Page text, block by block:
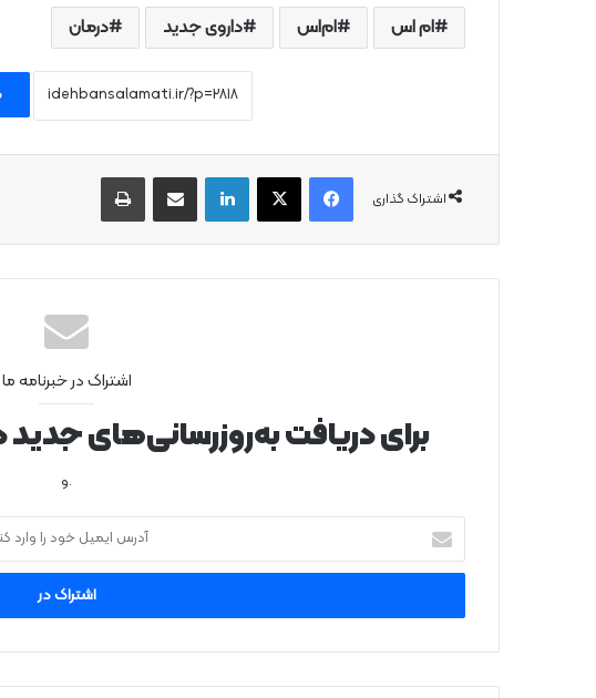
ام اس ام‌اس داروی جدید درمان
اشتراک گذاری
فیس بوک لینکدین از طریق ایمیل به اشتراک بگذارید
اشتراک در خبرنامه ما
برای دریافت به‌روزرسانی‌های
.و
ر
ا
ی